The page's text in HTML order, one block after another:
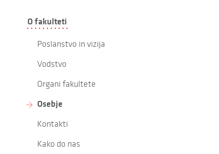
O fakulteti
Poslanstvo in vizija
Vodstvo
Organi fakultete
Osebje
Kontakti
Kako do nas